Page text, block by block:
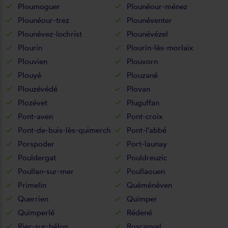
Ploumoguer
Plounéour-ménez
Plounéour-trez
Plounéventer
Plounévez-lochrist
Plounévézel
Plourin
Plourin-lès-morlaix
Plouvien
Plouvorn
Plouyé
Plouzané
Plouzévédé
Plovan
Plozévet
Pluguffan
Pont-aven
Pont-croix
Pont-de-buis-lès-quimerch
Pont-l'abbé
Porspoder
Port-launay
Pouldergat
Pouldreuzic
Poullan-sur-mer
Poullaouen
Primelin
Quéménéven
Querrien
Quimper
Quimperlé
Rédené